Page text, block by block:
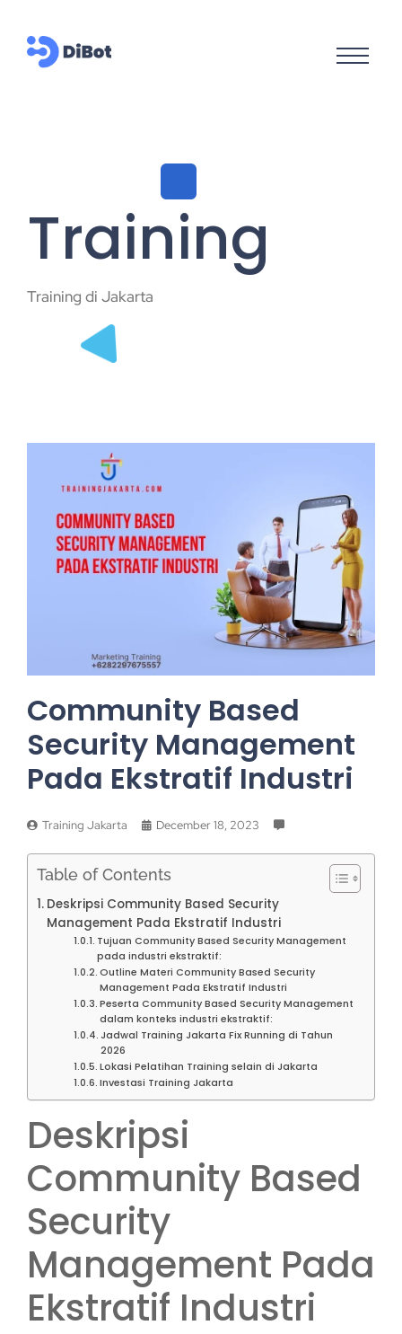
Training
Training di Jakarta
Community Based
Security Management
Pada Ekstratif Industri
Training Jakarta December 18, 2023
Table of Contents
Deskripsi Community Based Security
Management Pada Ekstratif Industri
Tujuan Community Based Security Management
pada industri ekstraktif:
Outline Materi Community Based Security
Management Pada Ekstratif Industri
Peserta Community Based Security Management
dalam konteks industri ekstraktif:
Jadwal Training Jakarta Fix Running di Tahun
2026
Lokasi Pelatihan Training selain di Jakarta
Investasi Training Jakarta
Deskripsi
Community Based
Security
Management Pada
Ekstratif Industri